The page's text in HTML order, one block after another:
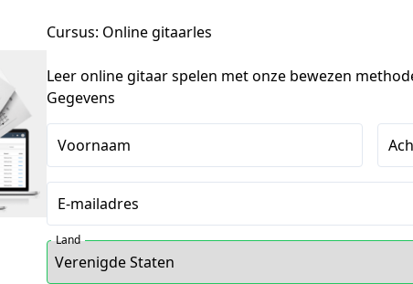
Cursus: Online gitaarles
Leer online gitaar spelen met onze bewezen
Gegevens
Voornaam
E-mailadres
Land